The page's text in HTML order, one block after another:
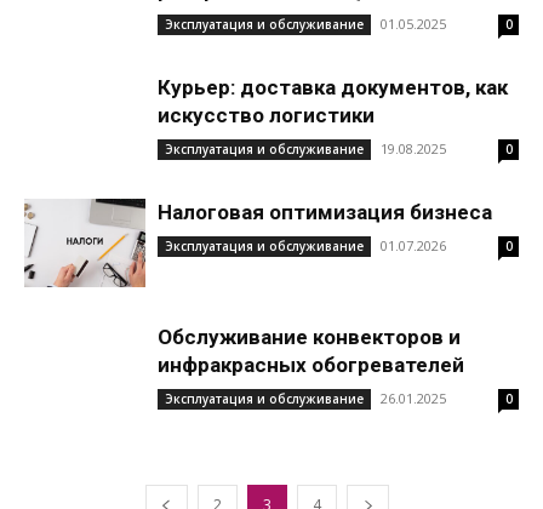
Эксплуатация и обслуживание 01.05.2025 0
Курьер: доставка документов, как
искусство логистики
Эксплуатация и обслуживание 19.08.2025 0
Налоговая оптимизация бизнеса
Эксплуатация и обслуживание 01.07.2026 0
Обслуживание конвекторов и
инфракрасных обогревателей
Эксплуатация и обслуживание 26.01.2025 0
2 3 4